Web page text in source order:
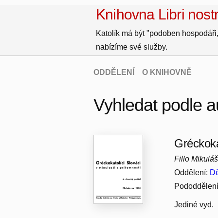
Knihovna Libri
Katolík má být "podoben
nabízíme své služby.
ODDĚLENÍ O KNIHOVNĚ
Vyhledat podle
Fillo Mikuláš
Oddělení:
Jediné vyd.